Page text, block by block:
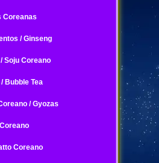
Coreanas
/ Ginseng
Soju Coreano
Bubble Tea
/ Gyozas
Coreano